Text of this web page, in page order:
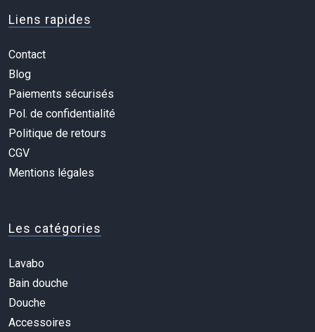
Liens rapides
Contact
Blog
Paiements sécurisés
Pol. de confidentialité
Politique de retours
CGV
Mentions légales
Les catégories
Lavabo
Bain douche
Douche
Accessoires